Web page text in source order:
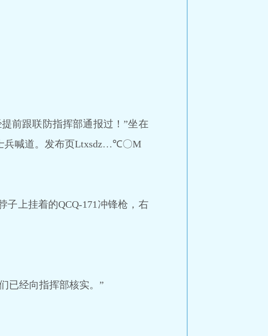
前跟联防指挥部通报过！”坐在
兵喊道。发布页Ltxsdz…℃〇M
上挂着的QCQ-171冲锋枪，右
已经向指挥部核实。”